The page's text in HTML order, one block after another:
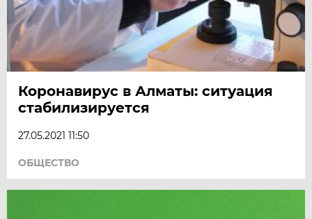
Коронавирус в Алматы: ситуация
стабилизируется
27.05.2021 11:50
ОБЩЕСТВО